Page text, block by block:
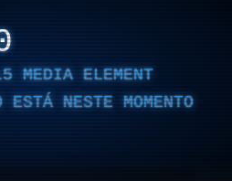
MEDIA ELEMENT
ESTÁ NESTE MOMENTO